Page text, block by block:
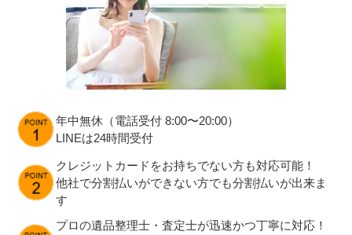
年中無休（電話受付 8:00〜20:00）
LINEは24時間受付
クレジットカードをお持ちでない方も対応可能！
他社で分割払いができない方でも分割払いが出来ま
す
プロの遺品整理士・査定士が迅速かつ丁寧に対応！